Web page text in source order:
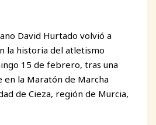
David Hurtado volvió a
la historia del atletismo
15 de febrero, tras una
en la Maratón de Marcha
de Cieza, región de Murcia,